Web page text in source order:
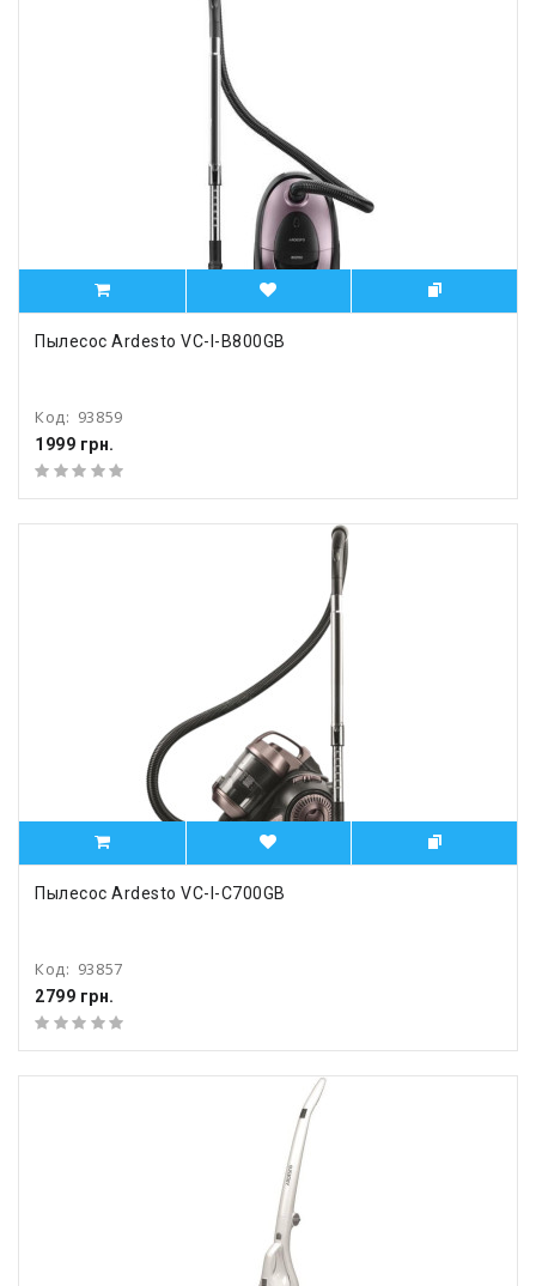
Пылесос Ardesto VC-I-B800GB
Код: 93859
1999 грн.
Пылесос Ardesto VC-I-C700GB
Код: 93857
2799 грн.